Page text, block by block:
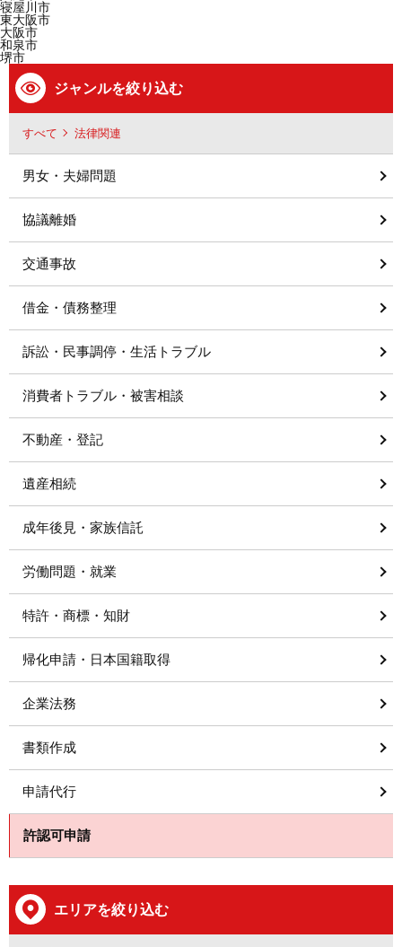
寝屋川市
東大阪市
大阪市
和泉市
堺市
ジャンルを絞り込む
すべて 法律関連
男女・夫婦問題
協議離婚
交通事故
借金・債務整理
訴訟・民事調停・生活トラブル
消費者トラブル・被害相談
不動産・登記
遺産相続
成年後見・家族信託
労働問題・就業
特許・商標・知財
帰化申請・日本国籍取得
企業法務
書類作成
申請代行
許認可申請
エリアを絞り込む